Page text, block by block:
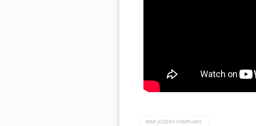
MAR JOSEPH PAMPLANY